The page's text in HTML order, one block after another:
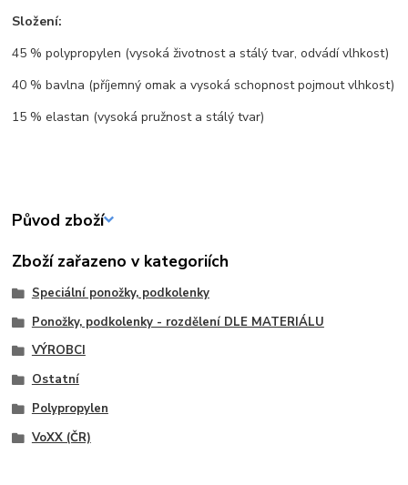
Složení:
45 % polypropylen (vysoká životnost a stálý tvar, odvádí vlhkost)
40 % bavlna (příjemný omak a vysoká schopnost pojmout vlhkost)
15 % elastan (vysoká pružnost a stálý tvar)
Původ zboží
Zboží zařazeno v kategoriích
Speciální ponožky, podkolenky
Ponožky, podkolenky - rozdělení DLE MATERIÁLU
VÝROBCI
Ostatní
Polypropylen
VoXX (ČR)